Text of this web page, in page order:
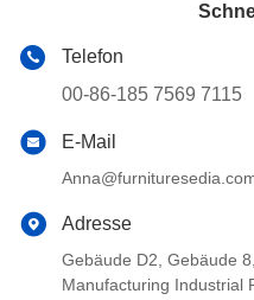
Telefon
00-86-185 7569 7115
E-Mail
Adresse
Gebäude D2, Gebäude
Manufacturing Industrial